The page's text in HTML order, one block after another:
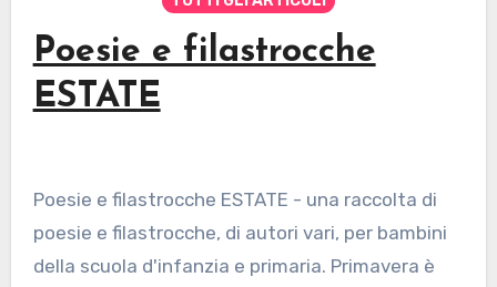
Poesie e filastrocche
ESTATE
Poesie e filastrocche ESTATE - una raccolta di
poesie e filastrocche, di autori vari, per bambini
della scuola d'infanzia e primaria. Primavera è